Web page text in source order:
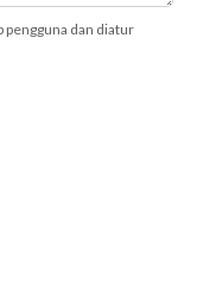
pengguna dan diatur